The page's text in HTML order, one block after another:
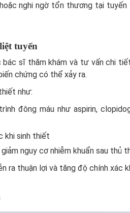
nghi ngờ tổn thương tại
tuyến
sĩ thăm khám và tư vấn chi
chứng có thể xảy ra.
như:
đông máu như aspirin,
khi sinh thiết
nguy cơ nhiễm khuẩn sau thủ
ra thuận lợi và tăng độ chính xác